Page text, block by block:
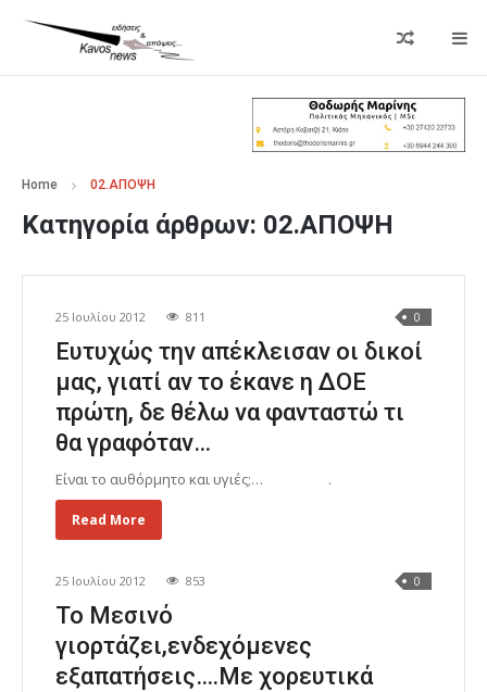
Home 02.ΑΠΟΨΗ
Κατηγορία άρθρων: 02.ΑΠΟΨΗ
25 Ιουλίου 2012 811 0
Ευτυχώς την απέκλεισαν οι δικοί
μας, γιατί αν το έκανε η ΔΟΕ
πρώτη, δε θέλω να φανταστώ τι
θα γραφόταν…
Είναι το αυθόρμητο και υγιές;… .
Read More
25 Ιουλίου 2012 853 0
Το Μεσινό
γιορτάζει,ενδεχόμενες
εξαπατήσεις….Με χορευτικά